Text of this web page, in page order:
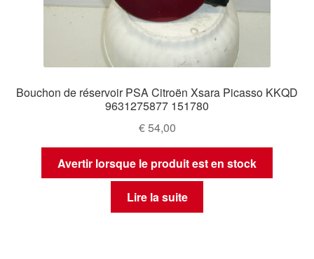
Bouchon de réservoir PSA Citroën Xsara Picasso KKQD
9631275877 151780
€54,00
Avertir lorsque le produit est en stock
Lire la suite